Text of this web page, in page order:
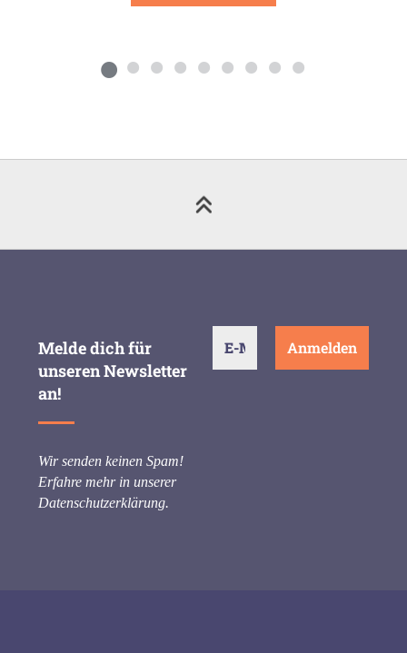
Melde dich für
unseren Newsletter
an!
Wir senden keinen Spam!
Erfahre mehr in unserer
Datenschutzerklärung.